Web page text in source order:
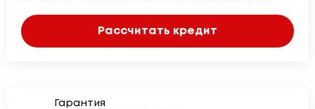
Рассчитать кредит
Гарантия